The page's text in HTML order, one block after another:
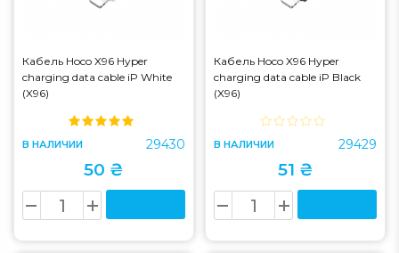
Кабель Hoco X96 Hyper
charging data cable iP White
(X96)
В НАЛИЧИИ 29430
50 ₴
Кабель Hoco X96 Hyper
charging data cable iP Black
(X96)
В НАЛИЧИИ 29429
51 ₴